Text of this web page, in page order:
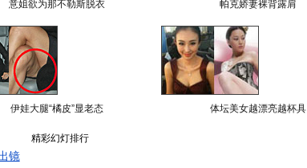
意姐欲为那不勒斯脱衣 帕克娇妻裸背露肩
伊娃大腿“橘皮”显老态 体坛美女越漂亮越杯具
精彩幻灯排行
镜